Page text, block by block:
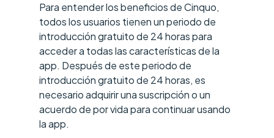
Para entender los beneficios de Cinquo,
todos los usuarios tienen un periodo de
introducción gratuito de 24 horas para
acceder a todas las características de la
app. Después de este periodo de
introducción gratuito de 24 horas, es
necesario adquirir una suscripción o un
acuerdo de por vida para continuar usando
la app.